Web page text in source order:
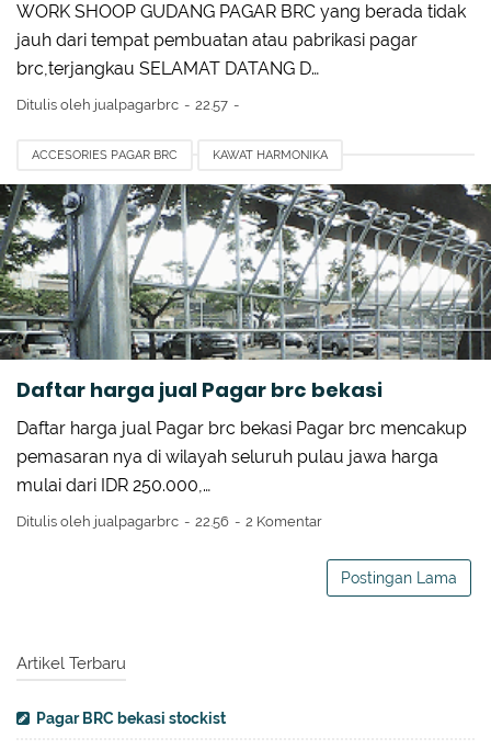
WORK SHOOP GUDANG PAGAR BRC yang berada tidak
jauh dari tempat pembuatan atau pabrikasi pagar
brc,terjangkau SELAMAT DATANG D…
Ditulis oleh jualpagarbrc 22.57
ACCESORIES PAGAR BRC KAWAT HARMONIKA
KAWAT SILET IMPORT PAGAR BRC GISMA
PAGAR BRC JAWA BARAT PAGAR BRC TASIKMALAYA
PINTU DORONG PAGAR BRC TIANG Y BANDARA TASIKMALAYA
Daftar harga jual Pagar brc bekasi
Daftar harga jual Pagar brc bekasi Pagar brc mencakup
pemasaran nya di wilayah seluruh pulau jawa harga
mulai dari IDR 250.000,…
Ditulis oleh jualpagarbrc 22.56 2 Komentar
Postingan Lama
Artikel Terbaru
Pagar BRC bekasi stockist